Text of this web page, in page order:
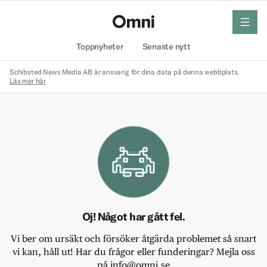
Toppnyheter Senaste nytt
meny
Schibsted News Media AB är ansvarig för dina data på denna webbplats.
Läs mer här
Oj! Något har gått fel.
Vi ber om ursäkt och försöker åtgärda problemet så snart
vi kan, håll ut! Har du frågor eller funderingar? Mejla oss